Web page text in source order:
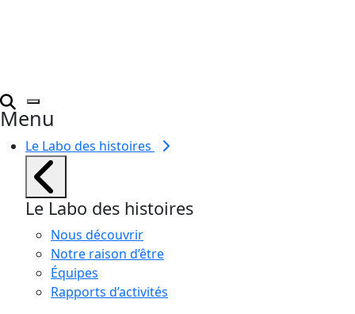
Menu
Le Labo des histoires
Le Labo des histoires
Nous découvrir
Notre raison d’être
Équipes
Rapports d’activités